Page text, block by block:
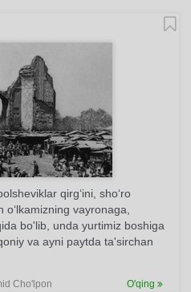
qirg‘ini, sho‘ro
vayronaga,
bo'lib, unda yurtimiz boshiga
va ayni paytda ta'sirchan
Cho'lpon O'qing